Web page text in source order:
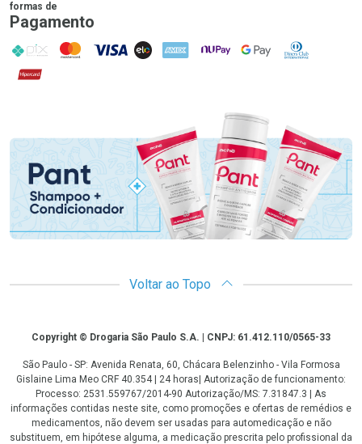
formas de
Pagamento
PIX MasterCard
VISA ELO AMEX NuPay Google PayDiners Club
Hipercard
Promoção em Destaque
Voltar ao Topo
CopyrightCopyright © Drogaria São Paulo S.A. | CNPJ: 61.412.110/0565-33
São Paulo - SP: Avenida Renata, 60, Chácara Belenzinho - Vila Formosa
Gislaine Lima Meo CRF 40.354 | 24 horas| Autorização de funcionamento:
Processo: 2531.559767/2014-90 Autorização/MS: 7.31847.3 | As
informações contidas neste site, como promoções e ofertas de remédios e
medicamentos, não devem ser usadas para automedicação e não
substituem, em hipótese alguma, a medicação prescrita pelo profissional da